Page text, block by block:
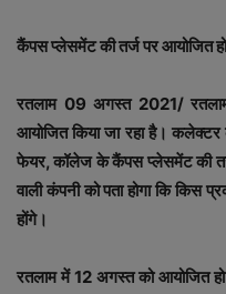
कैंपस प्लेसमेंट की तर्ज पर आयोजित
रतलाम 09 अगस्त 2021/
आयोजित किया जा रहा है। कलेक्टर
फेयर, कॉलेज के कैंपस प्लेसमेंट की
वाली कंपनी को पता होगा कि किस
होंगे।
रतलाम में 12 अगस्त को आयोजित हो